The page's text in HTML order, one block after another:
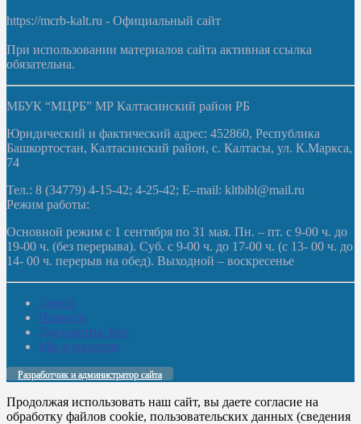
https://mcrb-kalt.ru - Официальный сайт
При использовании материалов сайта активная ссылка
обязательна.
МБУК “МЦРБ” МР Калтасинский район РБ
Юридический и фактический адрес: 452860, Республика
Башкортостан, Калтасинский район, с. Калтасы, ул. К.Маркса,
74
Тел.: 8 (34779) 4-15-42; 4-25-42; E–mail: kltbibl@mail.ru
Режим работы:
Основной режим с 1 сентября по 31 мая. Пн. – пт. с 9-00 ч. до
19-00 ч. (без перерыва). Суб. с 9-00 ч. до 17-00 ч. (с 13- 00 ч. до
14- 00 ч. перерыв на обед). Выходной – воскресенье
Домой
Новости
Документы. Все
Мы в соцсетях
Разработчик и администратор сайта
Продолжая использовать наш сайт, вы даете согласие на
обработку файлов cookie, пользовательских данных (сведения